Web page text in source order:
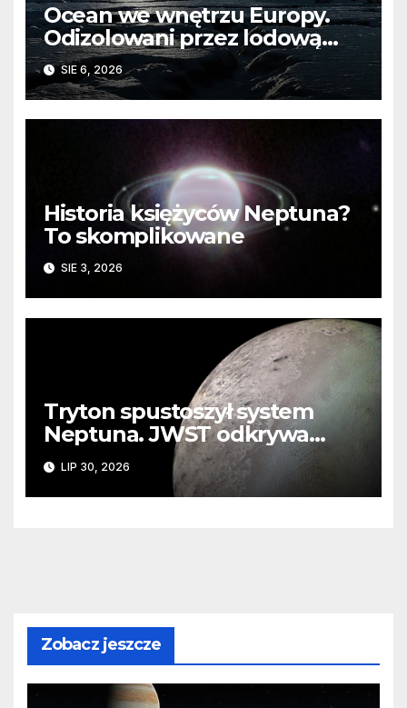
Ocean we wnętrzu Europy.
Odizolowani przez lodową
barierę
SIE 6, 2026
Historia księżyców Neptuna?
To skomplikowane
SIE 3, 2026
Tryton spustoszył system
Neptuna. JWST odkrywa
ślady kosmicznej katastrofy i
zaginionego lodu
LIP 30, 2026
Zobacz jeszcze